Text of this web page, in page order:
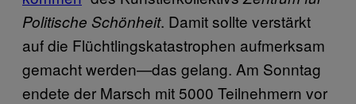
Politische Schönheit. Damit sollte verstärkt
auf die Flüchtlingskatastrophen aufmerksam
gemacht werden—das gelang. Am Sonntag
endete der Marsch mit 5000 Teilnehmern vor